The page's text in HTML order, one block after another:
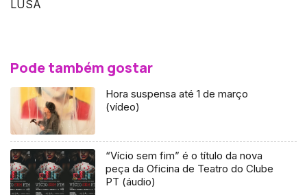
LUSA
Pode também gostar
Hora suspensa até 1 de março
(vídeo)
“Vício sem fim” é o título da nova
peça da Oficina de Teatro do Clube
PT (áudio)